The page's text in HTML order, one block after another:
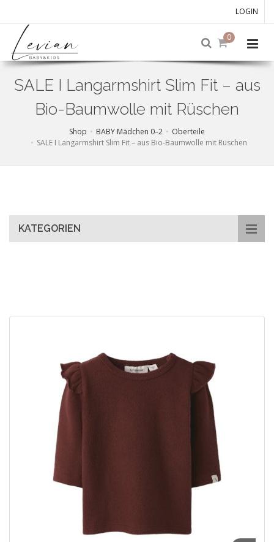
LOGIN
0
SALE I Langarmshirt Slim Fit – aus
Bio-Baumwolle mit Rüschen
Shop BABY Mädchen 0–2
Oberteile
SALE I Langarmshirt Slim Fit – aus Bio-Baumwolle mit Rüschen
KATEGORIEN